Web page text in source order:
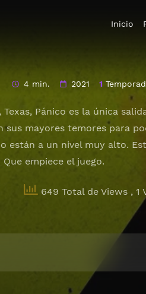
Inicio
4 min. 2021 1
Pánico es la única
mayores temores para
están a un nivel muy alto.
empiece el juego.
649 Total de Views , 1